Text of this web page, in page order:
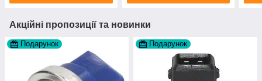
Акційні пропозиції та новинки
Подарунок Подарунок